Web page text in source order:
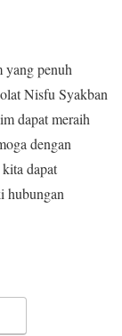
yang penuh
Nisfu Syakban
dapat meraih
dengan
dapat
hubungan